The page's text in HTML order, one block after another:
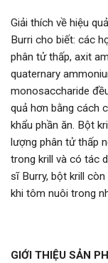
Giải thích về hiệu
Burri cho biết: các
phân tử thấp, axit
quaternary
monosaccharide
quả hơn bằng cách
khẩu phần ăn. Bột
lượng phân tử thấp
trong krill và có tác
sĩ Burry, bột krill
khi tôm nuôi trong
GIỚI THIỆU SẢN